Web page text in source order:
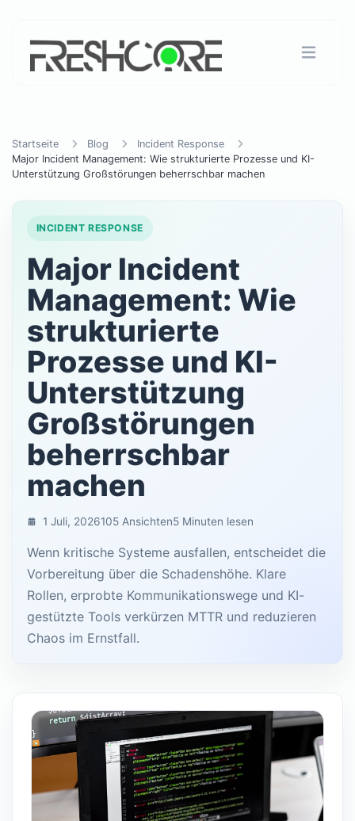
Startseite Blog
Incident Response
Major Incident Management: Wie strukturierte Prozesse und KI-
Unterstützung Großstörungen beherrschbar machen
INCIDENT RESPONSE
Major Incident
Management: Wie
strukturierte
Prozesse und KI-
Unterstützung
Großstörungen
beherrschbar
machen
1 Juli, 2026105 Ansichten5 Minuten lesen
Wenn kritische Systeme ausfallen, entscheidet die
Vorbereitung über die Schadenshöhe. Klare
Rollen, erprobte Kommunikationswege und KI-
gestützte Tools verkürzen MTTR und reduzieren
Chaos im Ernstfall.